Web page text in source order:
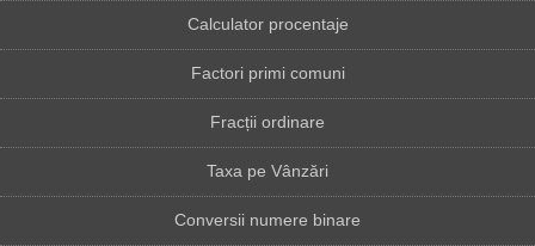
Calculator procentaje
Factori primi comuni
Fracții ordinare
Taxa pe Vânzări
Conversii numere binare